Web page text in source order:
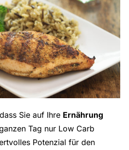
Sie auf Ihre Ernährung
Tag nur Low Carb
Potenzial für den